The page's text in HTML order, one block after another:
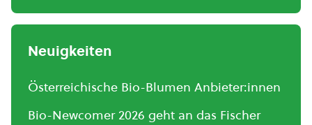
Neuigkeiten
Österreichische Bio-Blumen Anbieter:innen
Bio-Newcomer 2026 geht an das Fischer